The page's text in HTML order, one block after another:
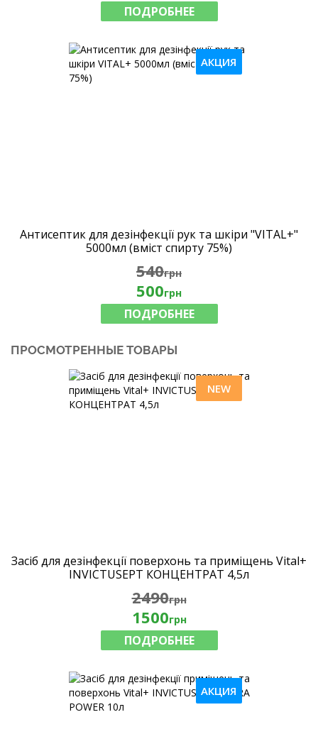
ПОДРОБНЕЕ
АКЦИЯ
Антисептик для дезінфекції рук та шкіри "VITAL+"
5000мл (вміст спирту 75%)
540грн
500грн
ПОДРОБНЕЕ
ПРОСМОТРЕННЫЕ ТОВАРЫ
NEW
Засіб для дезінфекції поверхонь та приміщень Vital+
INVICTUSEPT КОНЦЕНТРАТ 4,5л
2490грн
1500грн
ПОДРОБНЕЕ
АКЦИЯ